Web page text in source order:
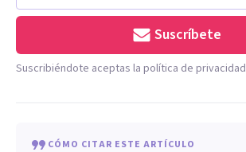
Suscríbete
Suscribiéndote aceptas la política de privacidad
CÓMO CITAR ESTE ARTÍCULO